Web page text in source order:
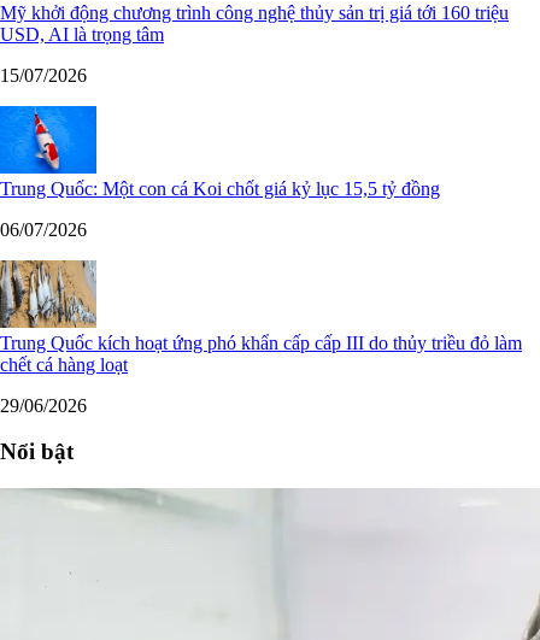
Mỹ khởi động chương trình công nghệ thủy sản trị giá tới 160 triệu
USD, AI là trọng tâm
15/07/2026
Trung Quốc: Một con cá Koi chốt giá kỷ lục 15,5 tỷ đồng
06/07/2026
Trung Quốc kích hoạt ứng phó khẩn cấp cấp III do thủy triều đỏ làm
chết cá hàng loạt
29/06/2026
Nổi bật